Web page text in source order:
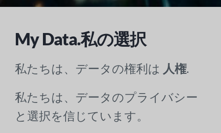
My Data.私の選択
私たちは、データの権利は 人権.
私たちは、データのプライバシー
と選択を信じています。